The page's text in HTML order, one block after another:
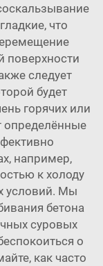
что
поверхности
следует
будет
горячих или
определённые
например,
к холоду
условий. Мы
бетона
суровых
о
как часто